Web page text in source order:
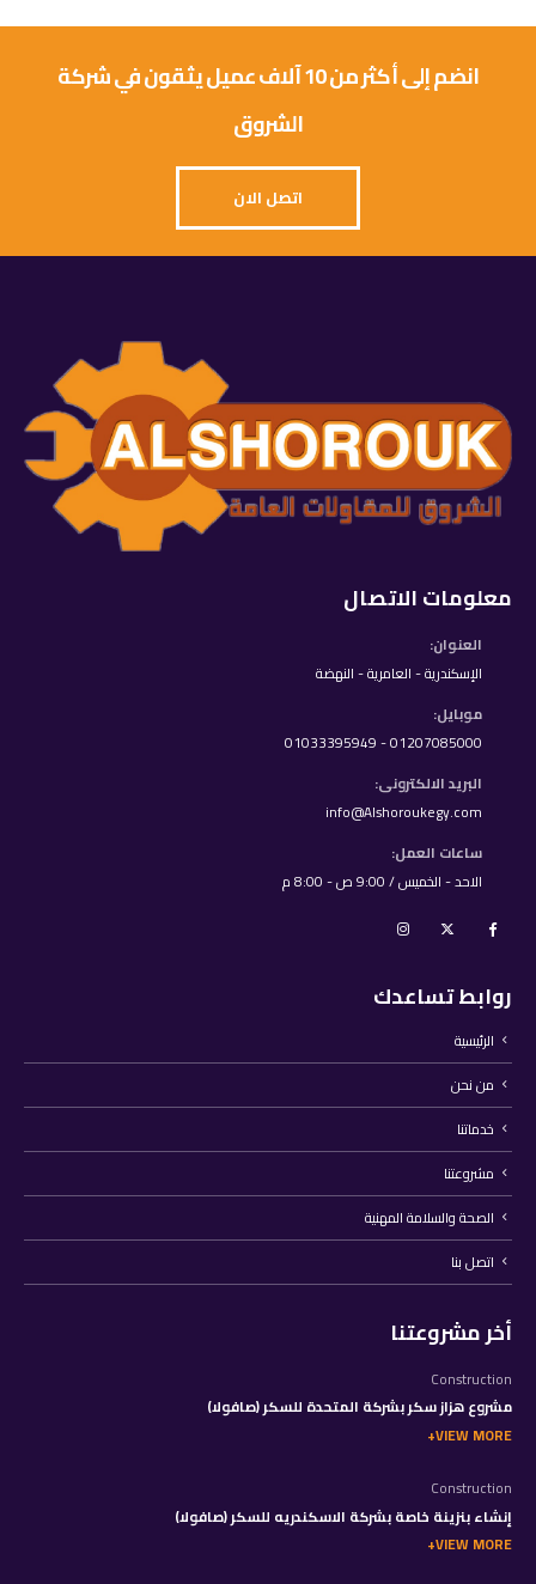
انضم إلى أكثر من 10 آلاف عميل يثقون في شركة
الشروق
اتصل الان
معلومات الاتصال
العنوان:
الإسكندرية - العامرية - النهضة
موبايل:
01207085000 - 01033395949
البريد الالكترونى:
info@Alshoroukegy.com
ساعات العمل:
الاحد - الخميس / 9:00 ص - 8:00 م
روابط تساعدك
الرئيسية
من نحن
خدماتنا
مشروعتنا
الصحة والسلامة المهنية
اتصل بنا
أخر مشروعتنا
Construction
مشروع هزاز سكر بشركة المتحدة للسكر (صافولا)
VIEW MORE
Construction
إنشاء بنزينة خاصة بشركة الاسكندريه للسكر (صافولا)
VIEW MORE